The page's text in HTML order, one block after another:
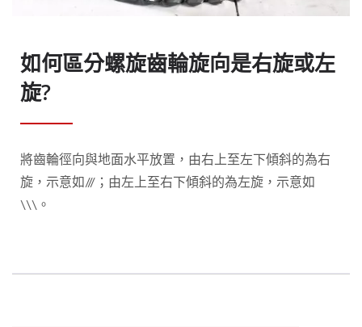
如何區分螺旋齒輪旋向是右旋或左
旋?
將齒輪徑向與地面水平放置，由右上至左下傾斜的為右
旋，示意如///；由左上至右下傾斜的為左旋，示意如
\\\。